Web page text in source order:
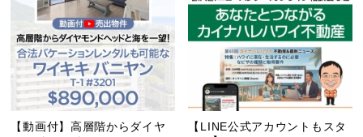
【動画付】高層階からダイヤ
【LINE公式アカウントもスタ